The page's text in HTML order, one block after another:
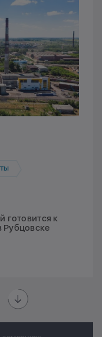
готовится к
Рубцовске